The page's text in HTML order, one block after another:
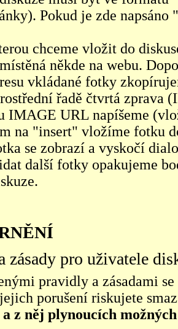
Pokud je zde
chceme vložit do
někde na webu.
vkládané fotky
řadě čtvrtá zprava
IMAGE URL napíšeme
na "insert" vložíme fotku
se zobrazí a vyskočí
další fotky opakujeme
zásady pro uživatele
pravidly a zásadami
porušení riskujete
z něj plynoucích